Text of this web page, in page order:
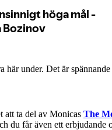
här under. Det är
att ta del av Monicas The
du får även ett